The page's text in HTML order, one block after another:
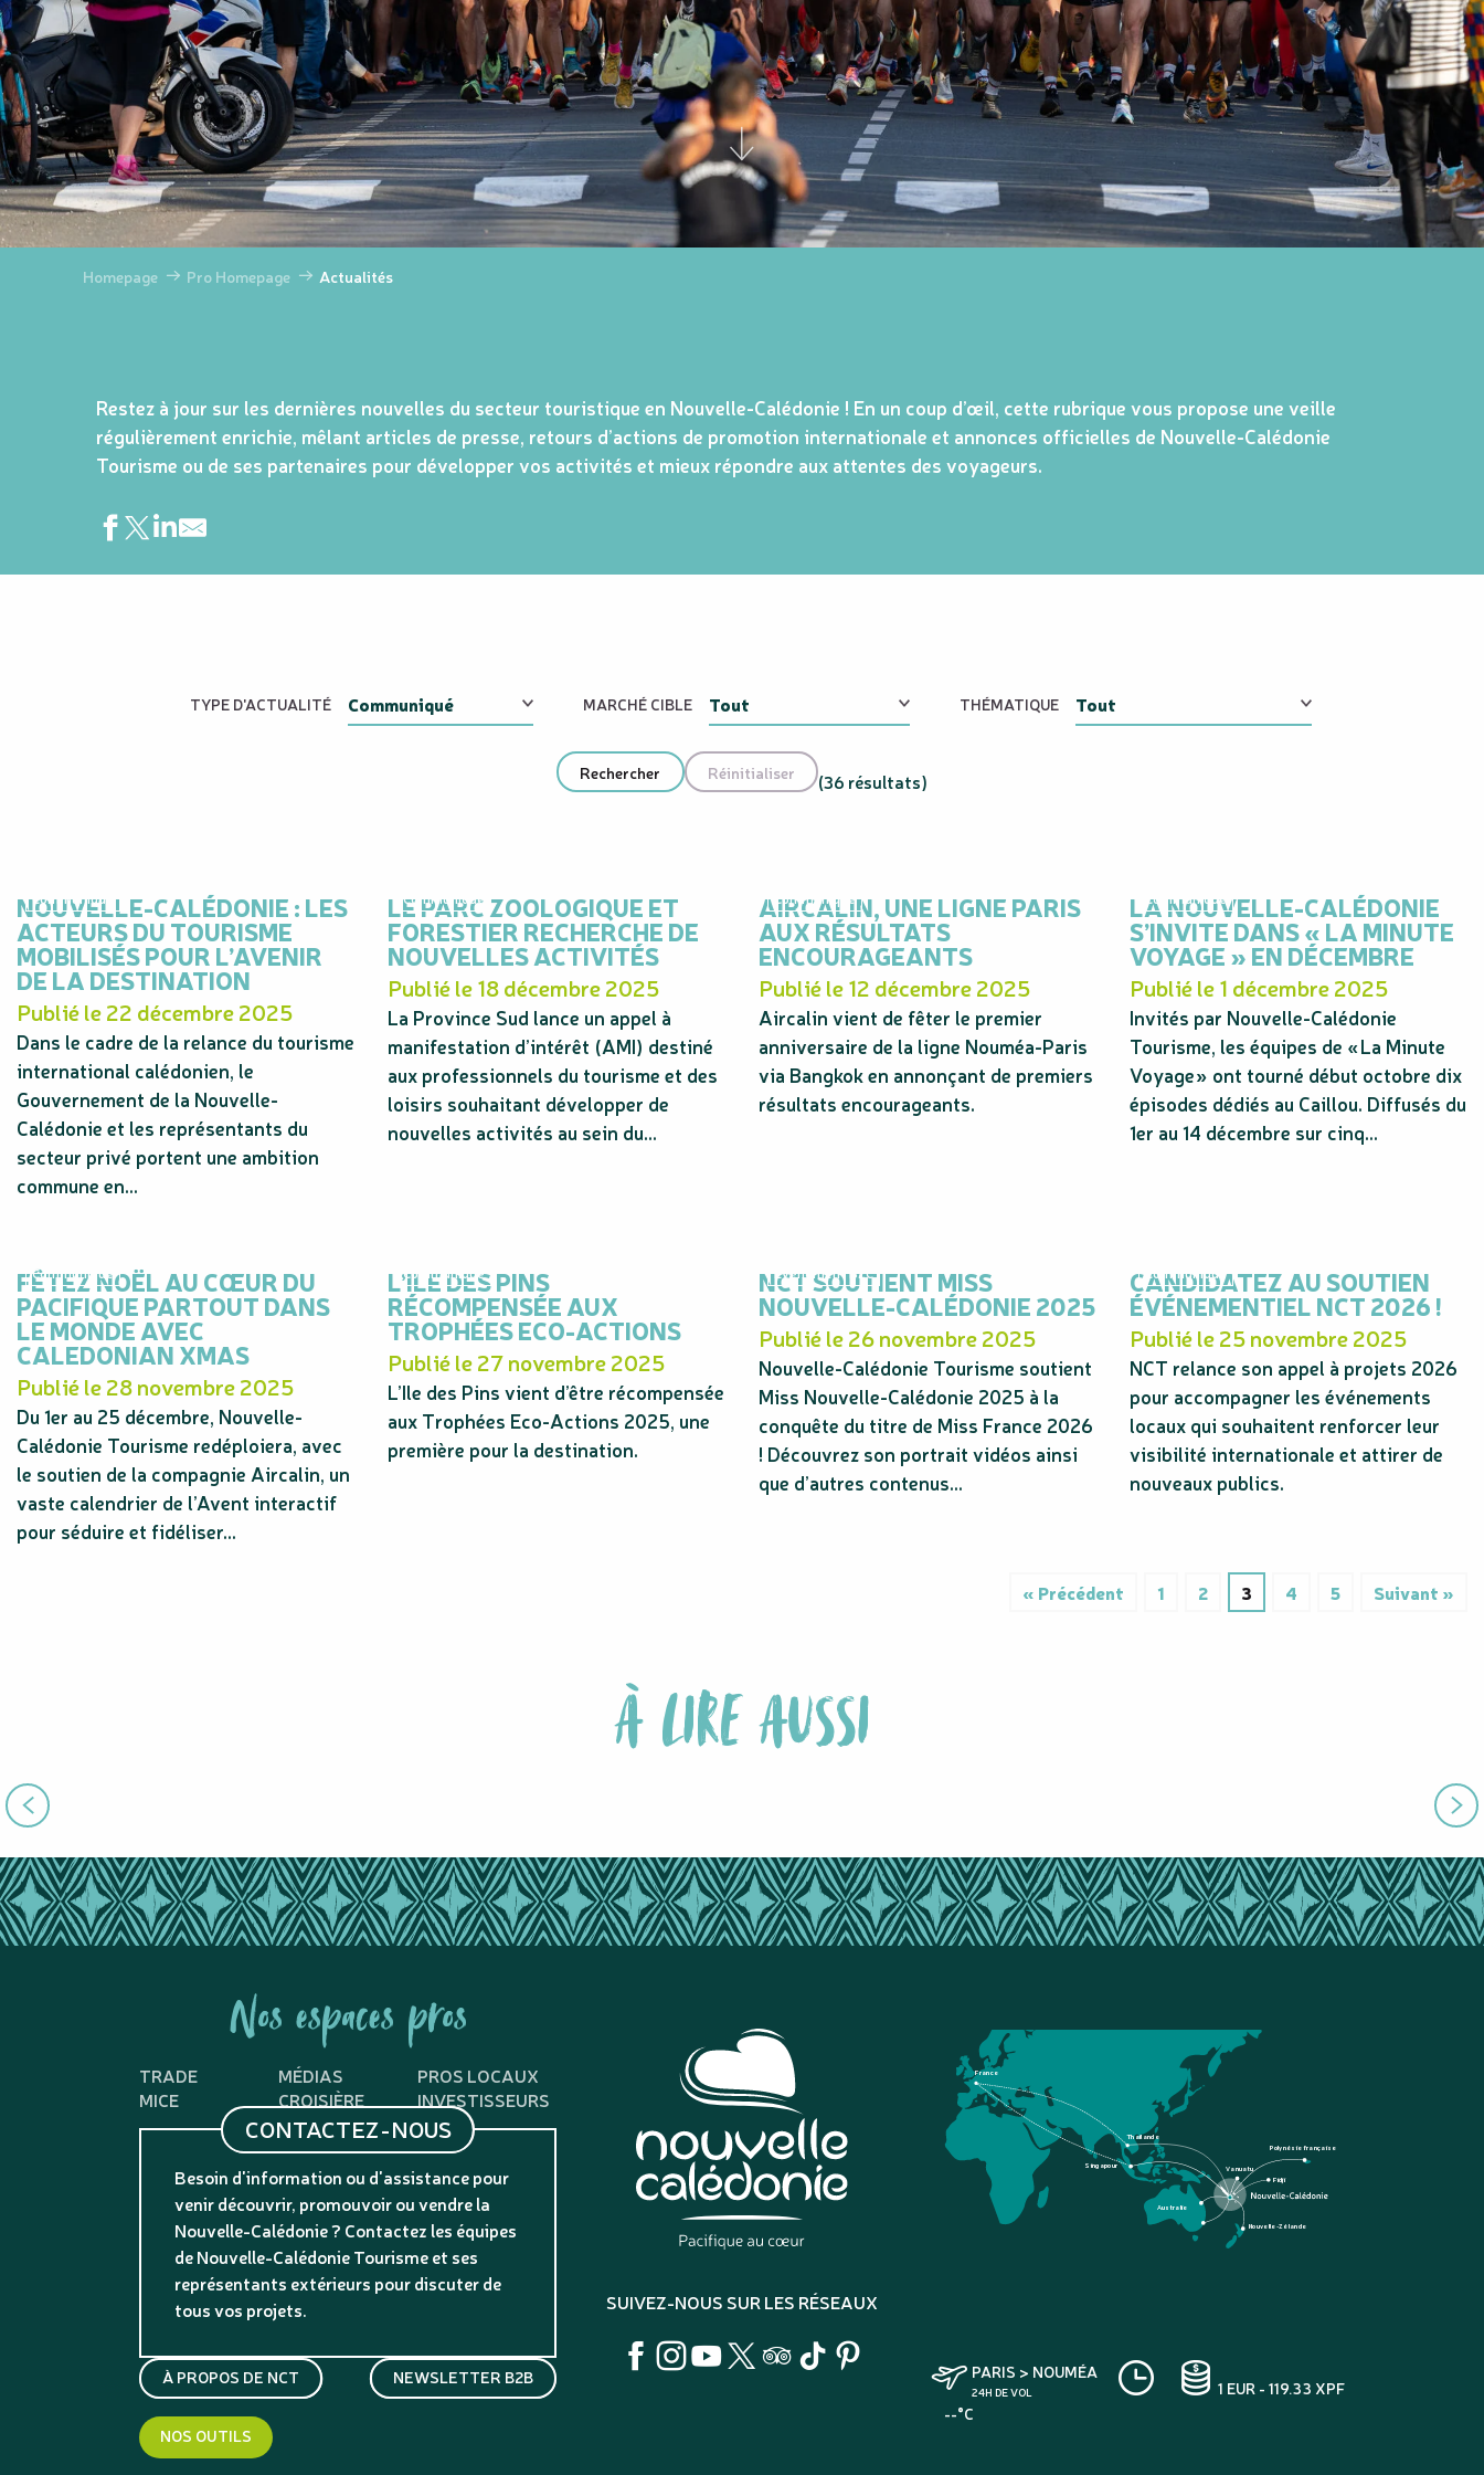
Homepage Pro Homepage Actualités
Restez à jour sur les dernières nouvelles du secteur touristique en Nouvelle-Calédonie ! En un coup d’œil, cette rubrique vous propose une veille
régulièrement enrichie, mêlant articles de presse, retours d’actions de promotion internationale et annonces officielles de Nouvelle-Calédonie
Tourisme ou de ses partenaires pour développer vos activités et mieux répondre aux attentes des voyageurs.
TYPE D'ACTUALITÉ MARCHÉ CIBLE THÉMATIQUE
(36 résultats)
Communiqué
NOUVELLE-CALÉDONIE : LES
ACTEURS DU TOURISME
MOBILISÉS POUR L’AVENIR
DE LA DESTINATION
Publié le 22 décembre 2025
Dans le cadre de la relance du tourisme
international calédonien, le
Gouvernement de la Nouvelle-
Calédonie et les représentants du
secteur privé portent une ambition
commune en...
Communiqué
LE PARC ZOOLOGIQUE ET
FORESTIER RECHERCHE DE
NOUVELLES ACTIVITÉS
Publié le 18 décembre 2025
La Province Sud lance un appel à
manifestation d’intérêt (AMI) destiné
aux professionnels du tourisme et des
loisirs souhaitant développer de
nouvelles activités au sein du...
Communiqué
AIRCALIN, UNE LIGNE PARIS
AUX RÉSULTATS
ENCOURAGEANTS
Publié le 12 décembre 2025
Aircalin vient de fêter le premier
anniversaire de la ligne Nouméa-Paris
via Bangkok en annonçant de premiers
résultats encourageants.
Communiqué
LA NOUVELLE-CALÉDONIE
S’INVITE DANS « LA MINUTE
VOYAGE » EN DÉCEMBRE
Publié le 1 décembre 2025
Invités par Nouvelle-Calédonie
Tourisme, les équipes de « La Minute
Voyage » ont tourné début octobre dix
épisodes dédiés au Caillou. Diffusés du
1er au 14 décembre sur cinq...
Communiqué
FÊTEZ NOËL AU CŒUR DU
PACIFIQUE PARTOUT DANS
LE MONDE AVEC
CALEDONIAN XMAS
Publié le 28 novembre 2025
Du 1er au 25 décembre, Nouvelle-
Calédonie Tourisme redéploiera, avec
le soutien de la compagnie Aircalin, un
vaste calendrier de l’Avent interactif
pour séduire et fidéliser...
Communiqué
L’ILE DES PINS
RÉCOMPENSÉE AUX
TROPHÉES ECO-ACTIONS
Publié le 27 novembre 2025
L’Ile des Pins vient d’être récompensée
aux Trophées Eco-Actions 2025, une
première pour la destination.
Événement B2C
NCT SOUTIENT MISS
NOUVELLE-CALÉDONIE 2025
Publié le 26 novembre 2025
Nouvelle-Calédonie Tourisme soutient
Miss Nouvelle-Calédonie 2025 à la
conquête du titre de Miss France 2026
! Découvrez son portrait vidéos ainsi
que d’autres contenus...
Communiqué
CANDIDATEZ AU SOUTIEN
ÉVÉNEMENTIEL NCT 2026 !
Publié le 25 novembre 2025
NCT relance son appel à projets 2026
pour accompagner les événements
locaux qui souhaitent renforcer leur
visibilité internationale et attirer de
nouveaux publics.
« Précédent 1 2 3 4 5 Suivant »
À LIRE AUSSI
Nos espaces pros
TRADE MÉDIAS
PROS LOCAUX
MICE
CROISIÈRE INVESTISSEURS
CONTACTEZ-NOUS
Besoin d'information ou d'assistance pour
venir découvrir, promouvoir ou vendre la
Nouvelle-Calédonie ? Contactez les équipes
de Nouvelle-Calédonie Tourisme et ses
représentants extérieurs pour discuter de
tous vos projets.
À PROPOS DE NCT NEWSLETTER B2B
NOS OUTILS
SUIVEZ-NOUS SUR LES RÉSEAUX
France
Polynésie française
Fidji
Nouvelle-Zélande
Australie
Singapour
Thaïlande
Vanuatu
PARIS > NOUMÉA
24H DE VOL
1 EUR - 119.33 XPF
--°C